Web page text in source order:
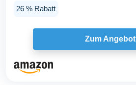
26 % Rabatt
Zum Angebot